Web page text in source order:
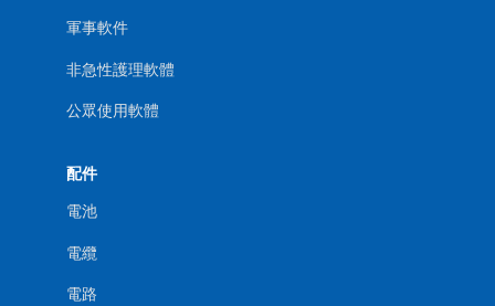
軍事軟件
非急性護理軟體
公眾使用軟體
配件
電池
電纜
電路